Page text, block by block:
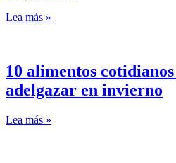
Lea más »
10 alimentos
adelgazar en invierno
Lea más »